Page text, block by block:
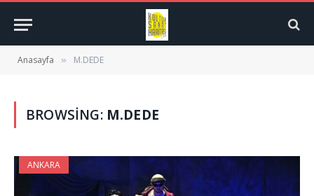
Anasayfa » M.DEDE
BROWSING: M.DEDE
ANKARA